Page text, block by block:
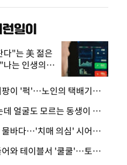
다"는 美 젊은
는 인생의
· 엘베 문 열리자 지팡이 '퍽'…노인의 택배기사 폭행 이유
· "20년 병수발했는데 얼굴도 모르는 동생이 유산 절반을"…배다른 형제 상속권 있을까
· 냄비 태우고 욕실 물바다…'치매 의심' 시어머니 검사 권유했다가 '날벼락'
· 새벽 식당 몰래 들어와 테이블서 '쿨쿨'…토사물 남기고 사라진 남성